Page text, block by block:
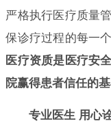
严格执行医疗质量
保诊疗过程的每一
医疗资质是医疗安
院赢得患者信任的基
专业医生 用心